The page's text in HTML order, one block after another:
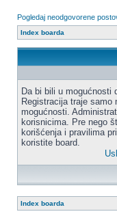
Pogledaj neodgovorene
Index boarda
Da bi bili u mogućnosti
Registracija traje
mogućnosti.
korisnicima. Pre nego
korišćenja i pravilima
koristite board.
Index boarda